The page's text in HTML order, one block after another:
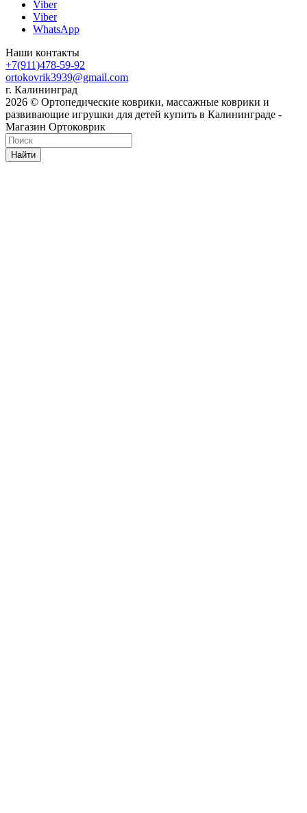
Viber
Viber
WhatsApp
Наши контакты
+7(911)478-59-92
ortokovrik3939@gmail.com
г. Калининград
2026 © Ортопедические коврики, массажные коврики и
развивающие игрушки для детей купить в Калининграде -
Магазин Ортоковрик
Найти